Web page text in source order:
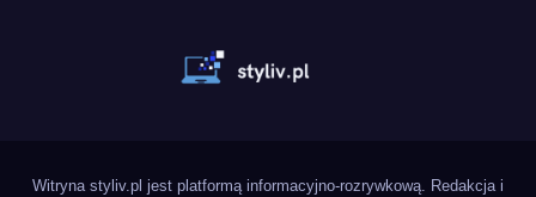
Witryna styliv.pl jest platformą informacyjno-rozrywkową. Redakcja i